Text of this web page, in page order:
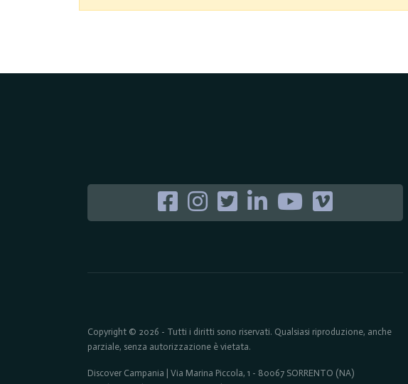
Copyright © 2026 - Tutti i diritti sono riservati. Qualsiasi riproduzione, anche
parziale, senza autorizzazione è vietata.
Discover Campania | Via Marina Piccola, 1 - 80067 SORRENTO (NA)